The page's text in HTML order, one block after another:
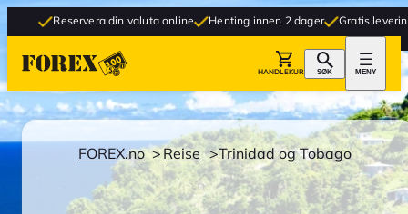
din valuta online Henting innen 2 dager Gratis levering til butikk
HANDLEKURV SØK MENY
FOREX.no Reise Trinidad og Tobago